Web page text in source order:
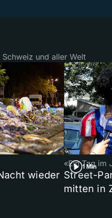
und aller Welt
wieder
1 Min
«Ein Tag im
Street-
mitten in